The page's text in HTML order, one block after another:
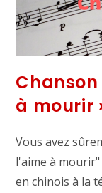
Chanson
à mourir
Vous avez
l'aime à mourir"
en chinois à la